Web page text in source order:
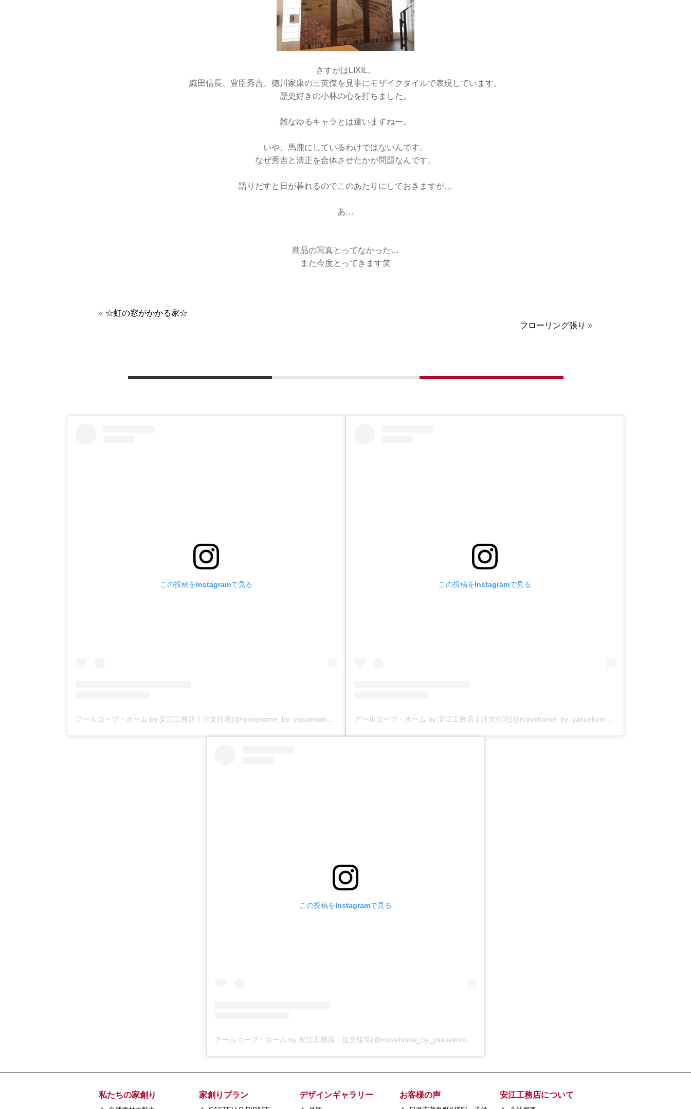
さすがはLIXIL。
織田信長、豊臣秀吉、徳川家康の三英傑を見事にモザイクタイルで表現しています。
歴史好きの小林の心を打ちました。
雑なゆるキャラとは違いますねー。
いや、馬鹿にしているわけではないんです。
なぜ秀吉と清正を合体させたかが問題なんです。
語りだすと日が暮れるのでこのあたりにしておきますが…
あ…
商品の写真とってなかった…
また今度とってきます笑
« ☆虹の窓がかかる家☆
フローリング張り »
この投稿をInstagramで見る この投稿をInstagramで見る
この投稿をInstagramで見る
私たちの家創り 家創りプラン デザインギャラリー お客様の声 安江工務店について